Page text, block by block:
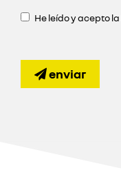
He leído y acepto la
enviar